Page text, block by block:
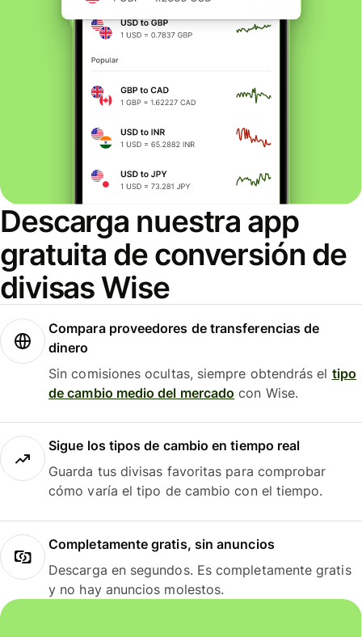
Descarga nuestra app
gratuita de conversión de
divisas Wise
Compara proveedores de transferencias de
dinero
Sin comisiones ocultas, siempre obtendrás el tipo
de cambio medio del mercado con Wise.
Sigue los tipos de cambio en tiempo real
Guarda tus divisas favoritas para comprobar
cómo varía el tipo de cambio con el tiempo.
Completamente gratis, sin anuncios
Descarga en segundos. Es completamente gratis
y no hay anuncios molestos.